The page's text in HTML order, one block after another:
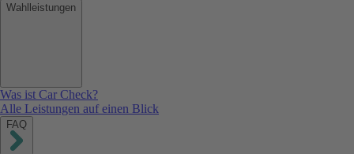
Wahlleistungen
Was ist Car Check?
Alle Leistungen auf einen Blick
FAQ